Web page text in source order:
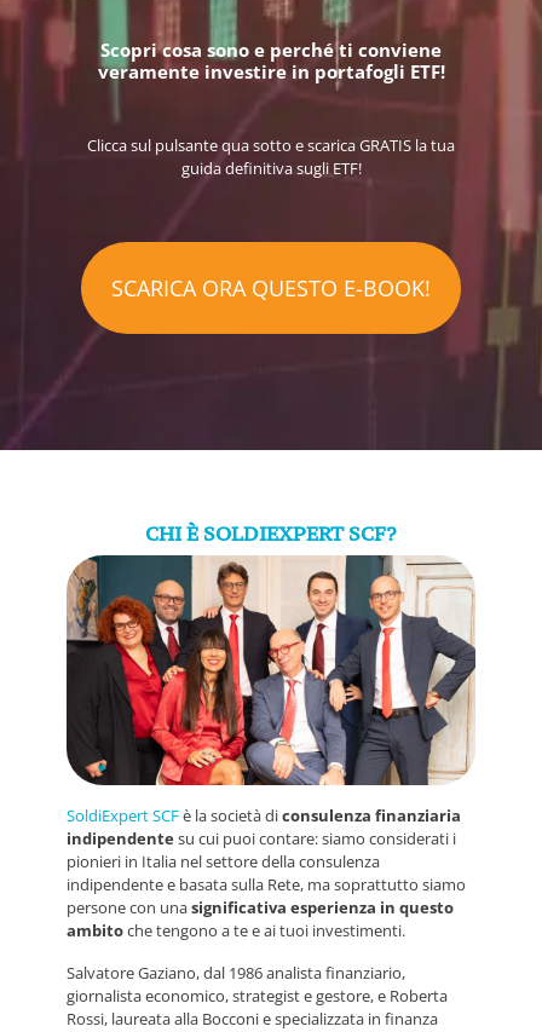
Scopri cosa sono e perché ti conviene
veramente investire in portafogli ETF!
Clicca sul pulsante qua sotto e scarica GRATIS la tua
guida definitiva sugli ETF!
SCARICA ORA QUESTO E-BOOK!
CHI È SOLDIEXPERT SCF?
SoldiExpert SCFè la società diconsulenza finanziaria
indipendentesu cui puoi contare: siamo considerati i
pionieri in Italia nel settore della consulenza
indipendente e basata sulla Rete, ma soprattutto siamo
persone con unasignificativa esperienza in questo
ambitoche tengono a te e ai tuoi investimenti.
Salvatore Gaziano, dal 1986 analista finanziario,
giornalista economico, strategist e gestore, e Roberta
Rossi, laureata alla Bocconi e specializzata in finanza